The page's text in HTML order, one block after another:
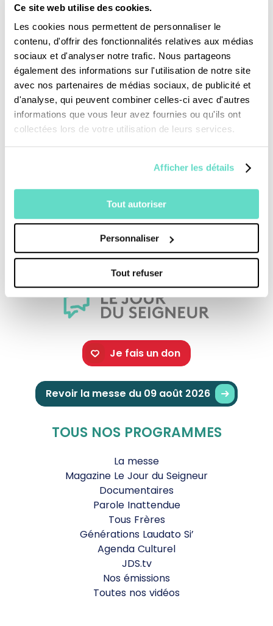
Ce site web utilise des cookies.
Les cookies nous permettent de personnaliser le
contenu, d'offrir des fonctionnalités relatives aux médias
sociaux et d'analyser notre trafic. Nous partageons
également des informations sur l'utilisation de notre site
avec nos partenaires de médias sociaux, de publicité et
d'analyse, qui peuvent combiner celles-ci avec d'autres
informations que vous leur avez fournies ou qu'ils ont
collectées lors de votre utilisation de leurs services.
Afficher les détails
Tout autoriser
Personnaliser
Tout refuser
Julien, ce lien avec les hommes est aussi un
lien avec le Christ !
Julien s’est attaché à une famille. Enfin
installée dans une maison, il lui rend visite
avec une autre bénévole. Des moments de
joie partagés où il reçoit autant qu’il donne.
Je fais un don
Revoir la messe du 09 août 2026
TOUS NOS PROGRAMMES
La messe
Magazine Le Jour du Seigneur
Documentaires
Parole Inattendue
Tous Frères
Générations Laudato Si’
Agenda Culturel
JDS.tv
Nos émissions
Toutes nos vidéos